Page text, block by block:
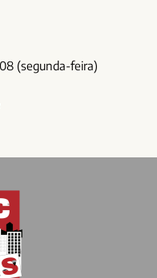
(segunda-feira)